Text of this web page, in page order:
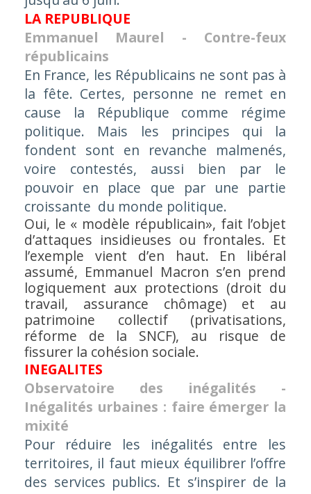
LA REPUBLIQUE
Emmanuel Maurel - Contre-feux
républicains
En France, les Républicains ne sont pas à
la fête. Certes, personne ne remet en
cause la République comme régime
politique. Mais les principes qui la
fondent sont en revanche malmenés,
voire contestés, aussi bien par le
pouvoir en place que par une partie
croissante du monde politique.
Oui, le « modèle républicain», fait l’objet
d’attaques insidieuses ou frontales. Et
l’exemple vient d’en haut. En libéral
assumé, Emmanuel Macron s’en prend
logiquement aux protections (droit du
travail, assurance chômage) et au
patrimoine collectif (privatisations,
réforme de la SNCF), au risque de
fissurer la cohésion sociale.
INEGALITES
Observatoire des inégalités -
Inégalités urbaines : faire émerger la
mixité
Pour réduire les inégalités entre les
territoires, il faut mieux équilibrer l’offre
des services publics. Et s’inspirer de la